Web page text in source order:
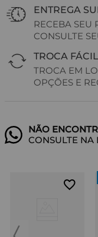
ENTREGA
RECEBA SEU
CONSULTE
TROCA FÁCIL
TROCA EM
OPÇÕES E
CONSULTE NA